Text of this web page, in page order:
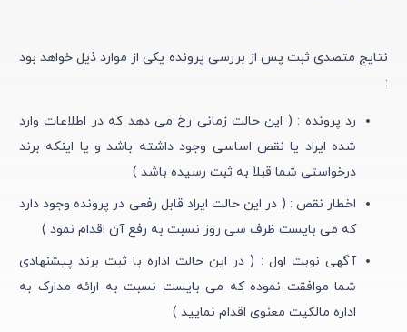
نتایج متصدی ثبت پس از بررسی پرونده یکی از موارد ذیل خواهد بود
:
رد پرونده : ( این حالت زمانی رخ می دهد که در اطلاعات وارد
شده ایراد یا نقص اساسی وجود داشته باشد و یا اینکه برند
درخواستی شما قبلاَ به ثبت رسیده باشد )
اخطار نقص : ( در این حالت ایراد قابل رفعی در پرونده وجود دارد
که می بایست ظرف سی روز نسبت به رفع آن اقدام نمود )
آگهی نوبت اول : ( در این حالت اداره با ثبت برند پیشنهادی
شما موافقت نموده که می بایست نسبت به ارائه مدارک به
اداره مالکیت معنوی اقدام نمایید )